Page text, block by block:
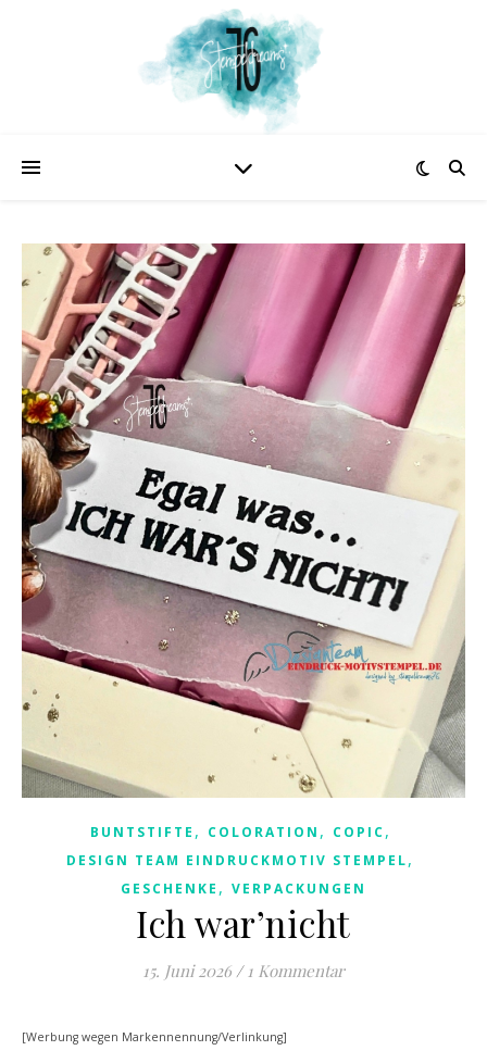
BUNTSTIFTE , COLORATION , COPIC,
DESIGN TEAM EINDRUCKMOTIV STEMPEL,
GESCHENKE , VERPACKUNGEN
Ich war’nicht
15. Juni 2026 / 1 Kommentar
[Werbung wegen Markennennung/Verlinkung]